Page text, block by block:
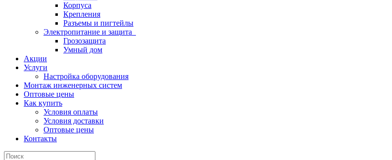
Корпуса
Крепления
Разъемы и пигтейлы
Электропитание и защита
Грозозащита
Умный дом
Акции
Услуги
Настройка оборудования
Монтаж инженерных систем
Оптовые цены
Как купить
Условия оплаты
Условия доставки
Оптовые цены
Контакты